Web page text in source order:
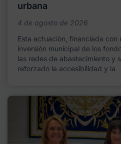
urbana
4 de agosto de 2026
Esta actuación, financiada
inversión municipal de los
las redes de abastecimiento y
reforzado la accesibilidad y la